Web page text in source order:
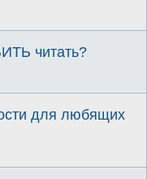
читать?
для любящих